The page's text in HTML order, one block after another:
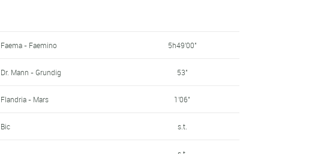
Faema - Faemino 5h49'00"
Dr. Mann - Grundig 53"
Flandria - Mars 1'06"
Bic s.t.